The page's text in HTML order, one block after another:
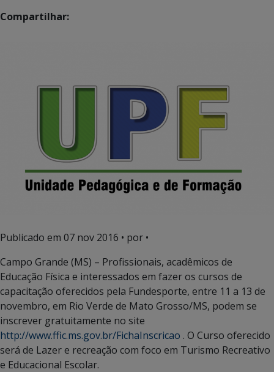
Compartilhar:
Publicado em 07 nov 2016 • por •
Campo Grande (MS) – Profissionais, acadêmicos de
Educação Física e interessados em fazer os cursos de
capacitação oferecidos pela Fundesporte, entre 11 a 13 de
novembro, em Rio Verde de Mato Grosso/MS, podem se
inscrever gratuitamente no site
http://www.ffic.ms.gov.br/FichaInscricao . O Curso oferecido
será de Lazer e recreação com foco em Turismo Recreativo
e Educacional Escolar.